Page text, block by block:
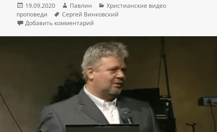
Опубликовано
19.09.2020 Автор
Павлин Рубрики
Христианские видео
проповеди
Метки
Сергей Винковский
Добавить комментарий